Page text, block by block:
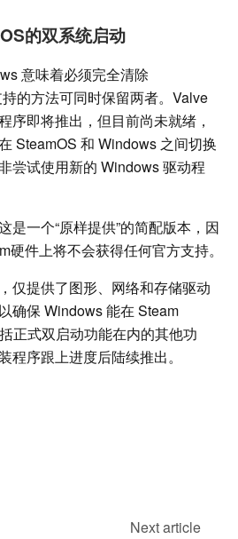
的双系统启动
意味着必须完全清除
的方法可同时保留两者。Valve
序即将推出，但目前尚未就绪，
SteamOS 和 Windows 之间切换
尝试使用新的 Windows 驱动程
是一个“原样提供”的简配版本，因
硬件上将不会获得任何官方支持。
仅提供了图形、网络和存储驱动
确保 Windows 能在 Steam
正式双启动功能在内的其他功
程序跟上进度后陆续推出。
Next article